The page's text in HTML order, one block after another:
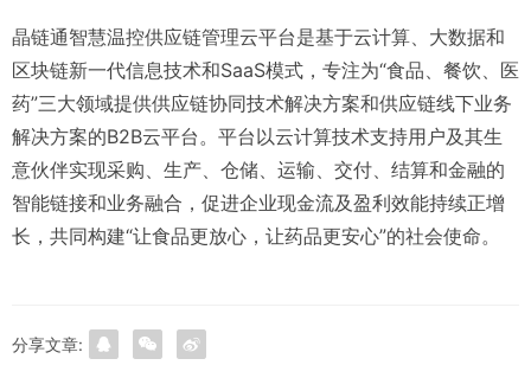
晶链通智慧温控供应链管理云平台是基于云计算、大数据和
区块链新一代信息技术和SaaS模式，专注为“食品、餐饮、医
药”三大领域提供供应链协同技术解决方案和供应链线下业务
解决方案的B2B云平台。平台以云计算技术支持用户及其生
意伙伴实现采购、生产、仓储、运输、交付、结算和金融的
智能链接和业务融合，促进企业现金流及盈利效能持续正增
长，共同构建“让食品更放心，让药品更安心”的社会使命。
分享文章: